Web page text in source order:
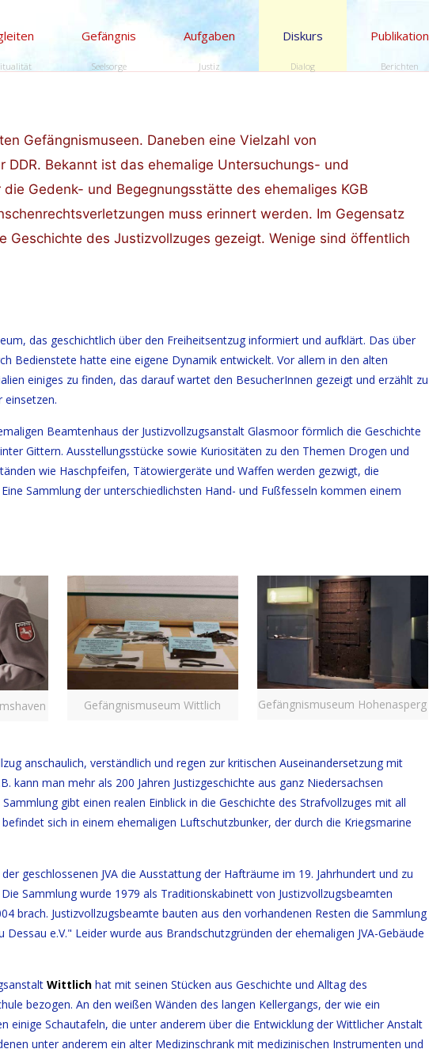
Gefängnis
Seelsorge
Aufgaben
Justiz
Diskurs
Dialog
Publikation
Berichten
Gefängnismuseen. Daneben eine Vielzahl von
Bekannt ist das ehemalige Untersuchungs- und
Gedenk- und Begegnungsstätte des ehemaliges KGB
muss erinnert werden. Im Gegensatz
Geschichte des Justizvollzuges gezeigt. Wenige sind öffentlich
das geschichtlich über den Freiheitsentzug informiert und aufklärt. Das über
Bedienstete hatte eine eigene Dynamik entwickelt. Vor allem in den alten
einiges zu finden, das darauf wartet den BesucherInnen gezeigt und erzählt zu
einsetzen.
Beamtenhaus der Justizvollzugsanstalt Glasmoor förmlich die Geschichte
Gittern. Ausstellungsstücke sowie Kuriositäten zu den Themen Drogen und
wie Haschpfeifen, Tätowiergeräte und Waffen werden gezwigt, die
Sammlung der unterschiedlichsten Hand- und Fußfesseln kommen einem
Gefängnismuseum Wittlich Gefängnismuseum Hohenasperg
anschaulich, verständlich und regen zur kritischen Auseinandersetzung mit
kann man mehr als 200 Jahren Justizgeschichte aus ganz Niedersachsen
gibt einen realen Einblick in die Geschichte des Strafvollzuges mit all
sich in einem ehemaligen Luftschutzbunker, der durch die Kriegsmarine
geschlossenen JVA die Ausstattung der Hafträume im 19. Jahrhundert und zu
Sammlung wurde 1979 als Traditionskabinett von Justizvollzugsbeamten
brach. Justizvollzugsbeamte bauten aus den vorhandenen Resten die Sammlung
e.V." Leider wurde aus Brandschutzgründen der ehemaligen JVA-Gebäude
Wittlich hat mit seinen Stücken aus Geschichte und Alltag des
bezogen. An den weißen Wänden des langen Kellergangs, der wie ein
einige Schautafeln, die unter anderem über die Entwicklung der Wittlicher Anstalt
unter anderem ein alter Medizinschrank mit medizinischen Instrumenten und